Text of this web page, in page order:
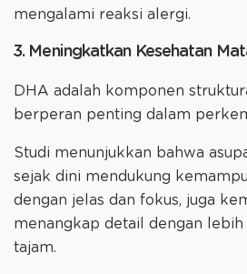
mengalami reaksi alergi.
3. Meningkatkan Kesehatan
DHA adalah komponen
berperan penting dalam
Studi menunjukkan bahwa
sejak dini mendukung
dengan jelas dan fokus, juga
menangkap detail dengan
tajam.